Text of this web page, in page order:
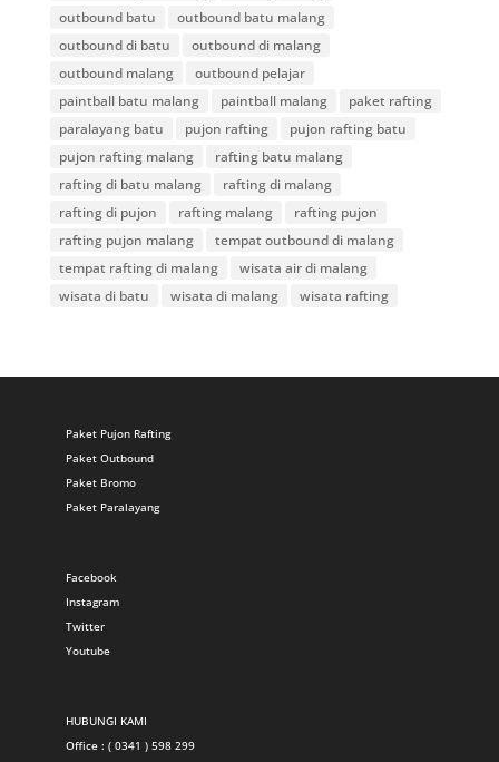
outbound batu
outbound batu malang
outbound di batu
outbound di malang
outbound malang
outbound pelajar
paintball batu malang
paintball malang
paket rafting
paralayang batu
pujon rafting
pujon rafting batu
pujon rafting malang
rafting batu malang
rafting di batu malang
rafting di malang
rafting di pujon
rafting malang
rafting pujon
rafting pujon malang
tempat outbound di malang
tempat rafting di malang
wisata air di malang
wisata di batu
wisata di malang wisata rafting
Paket Pujon Rafting
Paket Outbound
Paket Bromo
Paket Paralayang
Facebook
Instagram
Twitter
Youtube
HUBUNGI KAMI
Office : ( 0341 ) 598 299